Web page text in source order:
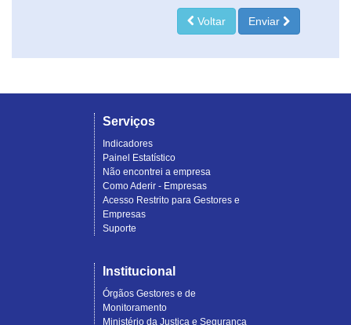
Voltar Enviar
Serviços
Indicadores
Painel Estatístico
Não encontrei a empresa
Como Aderir - Empresas
Acesso Restrito para Gestores e
Empresas
Suporte
Institucional
Órgãos Gestores e de
Monitoramento
Ministério da Justiça e Segurança